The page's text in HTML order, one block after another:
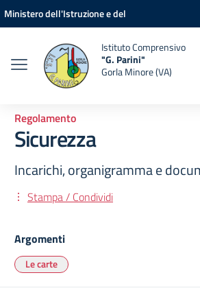
Vai ai contenuti
Vai al menu di navigazione
Vai al footer
Ministero dell'Istruzione e del
Istituto Comprensivo
"G. Parini"
Gorla Minore (VA)
Regolamento
Sicurezza
Incarichi, organigramma e
Stampa / Condividi
Argomenti
Le carte